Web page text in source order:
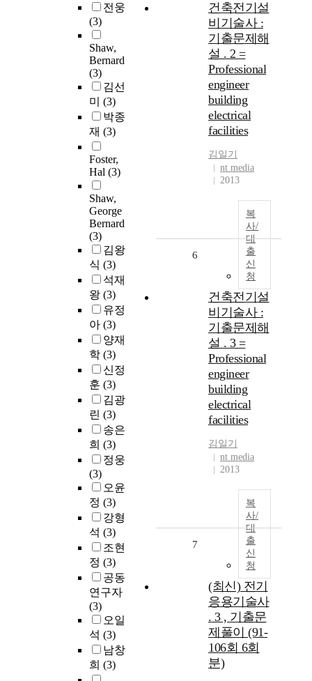
전웅
(3)
Shaw,
Bernard
(3)
김선
미 (3)
박종
재 (3)
Foster,
Hal (3)
Shaw,
George
Bernard
(3)
김왕
식 (3)
석재
왕 (3)
유정
아 (3)
양재
학 (3)
신정
훈 (3)
김광
린 (3)
송은
희 (3)
정웅
(3)
오윤
정 (3)
강형
석 (3)
조현
정 (3)
공동
연구자
(3)
오일
석 (3)
남창
희 (3)
건축전기설
비기술사 :
기출문제해
설 . 2 =
Professional
engineer
building
electrical
facilities
김일기
nt media
2013
복
사/
대
출
신
청
6
건축전기설
비기술사 :
기출문제해
설 . 3 =
Professional
engineer
building
electrical
facilities
김일기
nt media
2013
복
사/
대
출
신
청
7
(최신) 전기
응용기술사
. 3 , 기출문
제풀이 (91-
106회 6회
분)